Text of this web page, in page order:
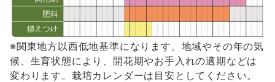
※関東地方以西低地基準になります。地域やその年の気
候、生育状態により、開花期やお手入れの適期などは
変わります。栽培カレンダーは目安としてください。